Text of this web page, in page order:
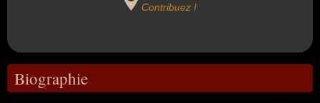
Contribuez !
Biographie